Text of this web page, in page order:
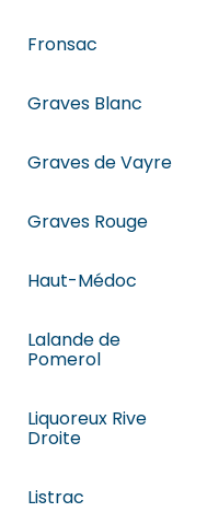
Fronsac
Graves Blanc
Graves de Vayre
Graves Rouge
Haut-Médoc
Lalande de
Pomerol
Liquoreux Rive
Droite
Listrac